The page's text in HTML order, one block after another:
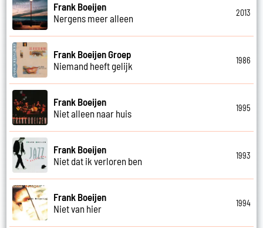
Frank Boeijen
Nergens meer alleen
2013
Frank Boeijen Groep
Niemand heeft gelijk
1986
Frank Boeijen
Niet alleen naar huis
1995
Frank Boeijen
Niet dat ik verloren ben
1993
Frank Boeijen
Niet van hier
1994